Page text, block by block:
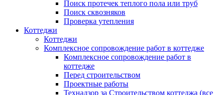
Поиск протечек теплого пола или труб
Поиск сквозняков
Проверка утепления
Коттеджи
Коттеджи
Комплексное сопровождение работ в коттедже
Комплексное сопровождение работ в
коттедже
Перед строительством
Проектные работы
Технадзор за Строительством коттеджа (все